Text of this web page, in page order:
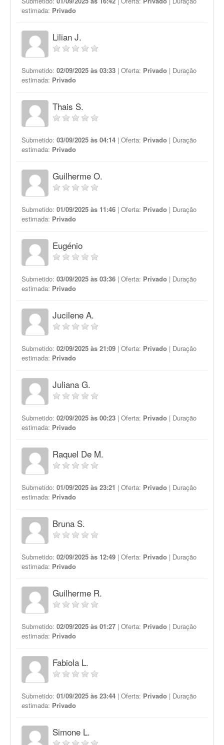
estimada: Privado
Lilian J.
Submetido: 02/09/2025 às 03:33 | Oferta: Privado | Duração
estimada: Privado
Thais S.
Submetido: 03/09/2025 às 04:14 | Oferta: Privado | Duração
estimada: Privado
Guilherme O.
Submetido: 01/09/2025 às 11:46 | Oferta: Privado | Duração
estimada: Privado
Eugénio
Submetido: 03/09/2025 às 03:36 | Oferta: Privado | Duração
estimada: Privado
Jucilene A.
Submetido: 02/09/2025 às 21:09 | Oferta: Privado | Duração
estimada: Privado
Juliana G.
Submetido: 02/09/2025 às 00:23 | Oferta: Privado | Duração
estimada: Privado
Raquel De M.
Submetido: 01/09/2025 às 23:21 | Oferta: Privado | Duração
estimada: Privado
Bruna S.
Submetido: 02/09/2025 às 12:49 | Oferta: Privado | Duração
estimada: Privado
Guilherme R.
Submetido: 02/09/2025 às 01:27 | Oferta: Privado | Duração
estimada: Privado
Fabiola L.
Submetido: 01/09/2025 às 23:44 | Oferta: Privado | Duração
estimada: Privado
Simone L.